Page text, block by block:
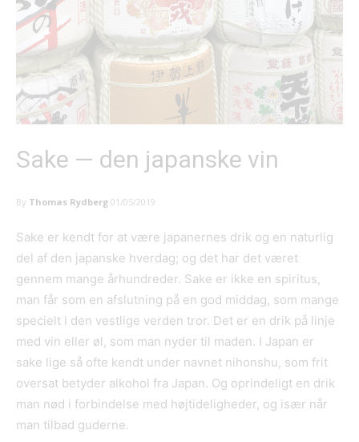
Sake — den japanske vin
By Thomas Rydberg 01/05/2019
Sake er kendt for at være japanernes drik og en naturlig
del af den japanske hverdag; og det har det været
gennem mange århundreder. Sake er ikke en spiritus,
man får som en afslutning på en god middag, som mange
specielt i den vestlige verden tror. Det er en drik på linje
med vin eller øl, som man nyder til maden. I Japan er
sake lige så ofte kendt under navnet nihonshu, som frit
oversat betyder alkohol fra Japan. Og oprindeligt en drik
man nød i forbindelse med højtideligheder, og især når
man tilbad guderne.